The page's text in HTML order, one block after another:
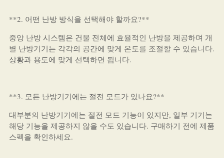
**2. 어떤 난방 방식을 선택해야 할까요?**
중앙 난방 시스템은 건물 전체에 효율적인 난방을 제공하며 개
별 난방기기는 각각의 공간에 맞게 온도를 조절할 수 있습니다.
상황과 용도에 맞게 선택하면 됩니다.
**3. 모든 난방기기에는 절전 모드가 있나요?**
대부분의 난방기기에는 절전 모드 기능이 있지만, 일부 기기는
해당 기능을 제공하지 않을 수도 있습니다. 구매하기 전에 제품
스펙을 확인하세요.